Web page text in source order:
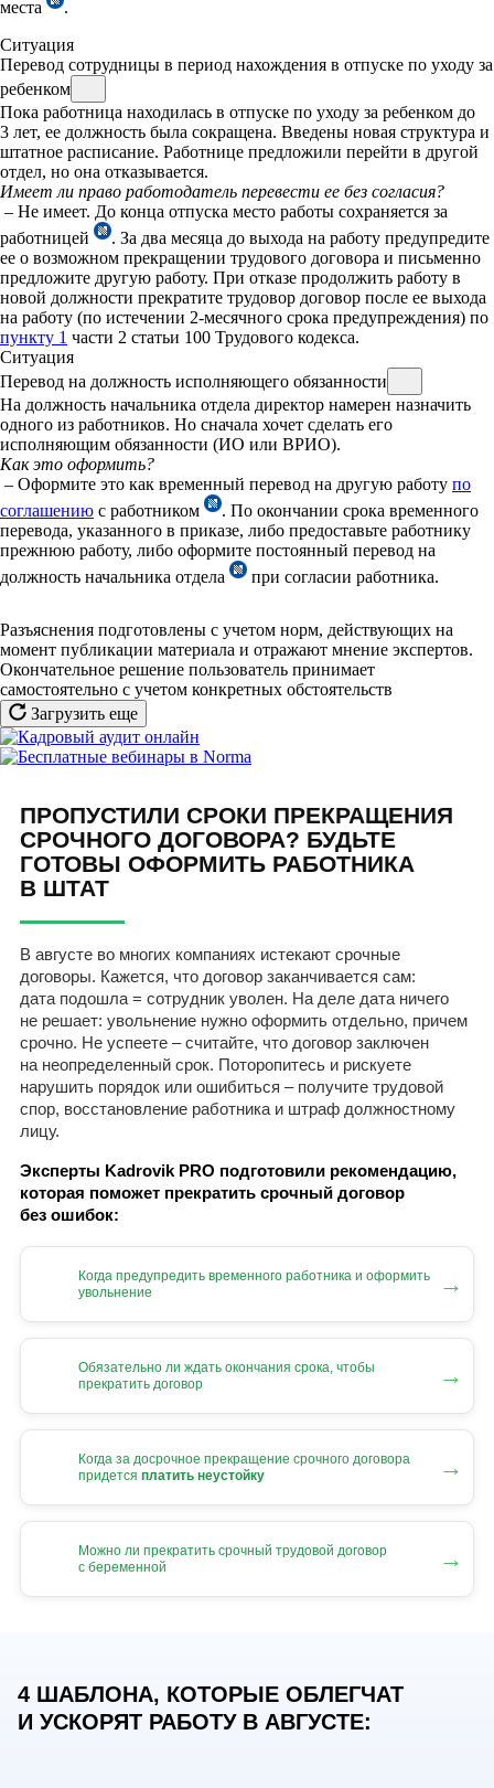
места
.
Ситуация
Перевод сотрудницы в период нахождения в отпуске по уходу за
ребенком
Пока работница находилась в отпуске по уходу за ребенком до
3 лет, ее должность была сокращена. Введены новая структура и
штатное расписание. Работнице предложили перейти в другой
отдел, но она отказывается.
Имеет ли право работодатель перевести ее без согласия?
– Не имеет. До конца отпуска место работы сохраняется за
работницей
. За два месяца до выхода на работу предупредите
ее о возможном прекращении трудового договора и письменно
предложите другую работу. При отказе продолжить работу в
новой должности прекратите трудовор договор после ее выхода
на работу (по истечении 2-месячного срока предупреждения) по
пункту 1 части 2 статьи 100 Трудового кодекса.
Ситуация
Перевод на должность исполняющего обязанности
На должность начальника отдела директор намерен назначить
одного из работников. Но сначала хочет сделать его
исполняющим обязанности (ИО или ВРИО).
Как это оформить?
– Оформите это как временный перевод на другую работу по
соглашению с работником
. По окончании срока временного
перевода, указанного в приказе, либо предоставьте работнику
прежнюю работу, либо оформите постоянный перевод на
должность начальника отдела
при согласии работника.
Разъяснения подготовлены с учетом норм, действующих на
момент публикации материала и отражают мнение экспертов.
Окончательное решение пользователь принимает
самостоятельно с учетом конкретных обстоятельств
Загрузить еще
ПРОПУСТИЛИ СРОКИ ПРЕКРАЩЕНИЯ
СРОЧНОГО ДОГОВОРА? БУДЬТЕ
ГОТОВЫ ОФОРМИТЬ РАБОТНИКА
В ШТАТ
В августе во многих компаниях истекают срочные
договоры. Кажется, что договор заканчивается сам:
дата подошла = сотрудник уволен. На деле дата ничего
не решает: увольнение нужно оформить отдельно, причем
срочно. Не успеете – считайте, что договор заключен
на неопределенный срок. Поторопитесь и рискуете
нарушить порядок или ошибиться – получите трудовой
спор, восстановление работника и штраф должностному
лицу.
Эксперты Kadrovik PRO подготовили рекомендацию,
которая поможет прекратить срочный договор
без ошибок:
Когда предупредить временного работника и оформить
увольнение
→
Обязательно ли ждать окончания срока, чтобы
прекратить договор
→
Когда за досрочное прекращение срочного договора
придется платить неустойку →
Можно ли прекратить срочный трудовой договор
с беременной
→
4 ШАБЛОНА, КОТОРЫЕ ОБЛЕГЧАТ
И УСКОРЯТ РАБОТУ В АВГУСТЕ: